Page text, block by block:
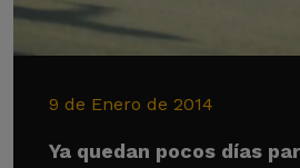
9 de Enero de 2014
Ya quedan pocos días